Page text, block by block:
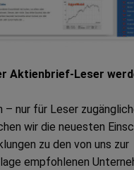
Aktienbrief-Leser
– nur für Leser
wir die neuesten
zu den von uns zur
empfohlenen